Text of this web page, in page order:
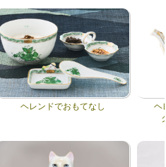
ヘレンドでおもてなし
ヘ